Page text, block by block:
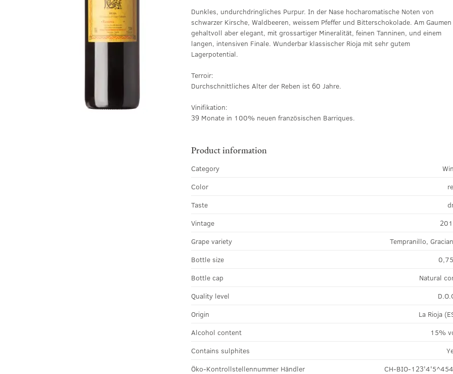
Dunkles, undurchdringliches Purpur. In der Nase hocharomatische Noten von
schwarzer Kirsche, Waldbeeren, weissem Pfeffer und Bitterschokolade. Am Gaumen
gehaltvoll aber elegant, mit grossartiger Mineralität, feinen Tanninen, und einem
langen, intensiven Finale. Wunderbar klassischer Rioja mit sehr gutem
Lagerpotential.
Terroir:
Durchschnittliches Alter der Reben ist 60 Jahre.
Vinifikation:
39 Monate in 100% neuen französischen Barriques.
Product information
Category
Color
Taste
Vintage
Grape variety
Tempranillo,
Bottle size
Bottle cap
Natural
Quality level
Origin
La Rioja
Alcohol content
15%
Contains sulphites
Öko-Kontrollstellennummer Händler
CH-BIO-